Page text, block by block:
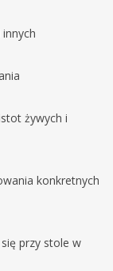
żywych i
konkretnych
przy stole w